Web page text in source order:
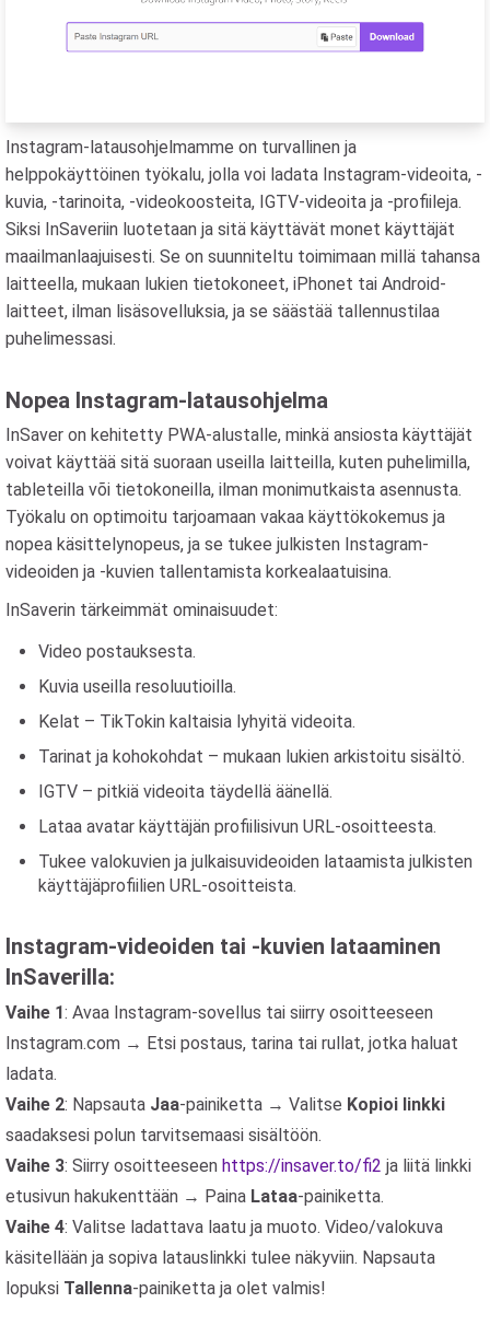
Instagram-latausohjelmamme on turvallinen ja
helppokäyttöinen työkalu, jolla voi ladata Instagram-videoita, -
kuvia, -tarinoita, -videokoosteita, IGTV-videoita ja -profiileja.
Siksi InSaveriin luotetaan ja sitä käyttävät monet käyttäjät
maailmanlaajuisesti. Se on suunniteltu toimimaan millä tahansa
laitteella, mukaan lukien tietokoneet, iPhonet tai Android-
laitteet, ilman lisäsovelluksia, ja se säästää tallennustilaa
puhelimessasi.
Nopea Instagram-latausohjelma
InSaver on kehitetty PWA-alustalle, minkä ansiosta käyttäjät
voivat käyttää sitä suoraan useilla laitteilla, kuten puhelimilla,
tableteilla või tietokoneilla, ilman monimutkaista asennusta.
Työkalu on optimoitu tarjoamaan vakaa käyttökokemus ja
nopea käsittelynopeus, ja se tukee julkisten Instagram-
videoiden ja -kuvien tallentamista korkealaatuisina.
InSaverin tärkeimmät ominaisuudet:
Video postauksesta.
Kuvia useilla resoluutioilla.
Kelat – TikTokin kaltaisia ​​lyhyitä videoita.
Tarinat ja kohokohdat – mukaan lukien arkistoitu sisältö.
IGTV – pitkiä videoita täydellä äänellä.
Lataa avatar käyttäjän profiilisivun URL-osoitteesta.
Tukee valokuvien ja julkaisuvideoiden lataamista julkisten
käyttäjäprofiilien URL-osoitteista.
Instagram-videoiden tai -kuvien lataaminen
InSaverilla:
Vaihe 1: Avaa Instagram-sovellus tai siirry osoitteeseen
Instagram.com → Etsi postaus, tarina tai rullat, jotka haluat
ladata.
Vaihe 2: Napsauta Jaa-painiketta → Valitse Kopioi linkki
saadaksesi polun tarvitsemaasi sisältöön.
Vaihe 3: Siirry osoitteeseen https://insaver.to/fi2 ja liitä linkki
etusivun hakukenttään → Paina Lataa-painiketta.
Vaihe 4: Valitse ladattava laatu ja muoto. Video/valokuva
käsitellään ja sopiva latauslinkki tulee näkyviin. Napsauta
lopuksi Tallenna-painiketta ja olet valmis!